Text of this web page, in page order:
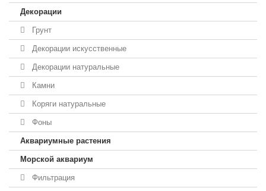
Декорации
Грунт
Декорации искусственные
Декорации натуральные
Камни
Коряги натуральные
Фоны
Аквариумные растения
Морской аквариум
Фильтрация